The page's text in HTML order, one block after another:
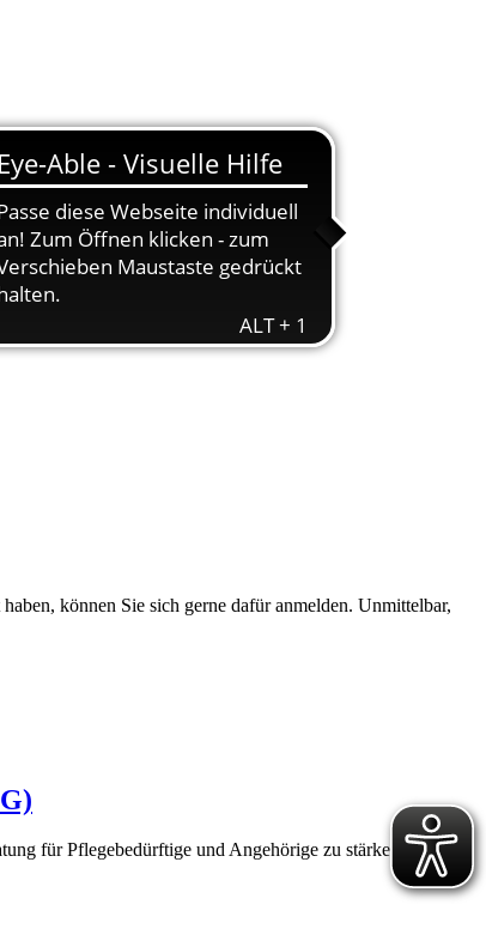
können Sie sich gerne dafür anmelden. Unmittelbar,
für Pflegebedürftige und Angehörige zu stärken oder